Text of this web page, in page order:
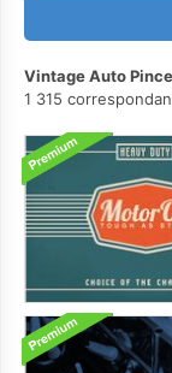
Vintage Auto
1 315